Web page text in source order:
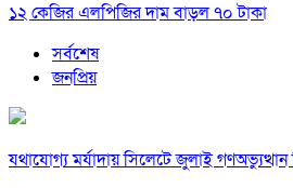
১২ কেজির এলপিজির দাম বাড়ল ৭০ টাকা
সর্বশেষ
জনপ্রিয়
যথাযোগ্য মর্যাদায় সিলেটে জুলাই